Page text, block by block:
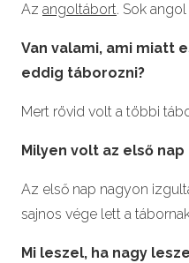
Az angoltábort. Sok
Van valami, ami miatt
eddig táborozni?
Mert rövid volt a többi
Milyen volt az első nap
Az első nap nagyon
sajnos vége lett a
Mi leszel, ha nagy